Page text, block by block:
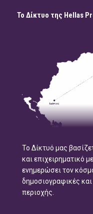
Το Δίκτυο της Hellas
Το Δίκτυό μας
και επιχειρηματικό
ενημερώσει τον
δημοσιογραφικές και
περιοχής.